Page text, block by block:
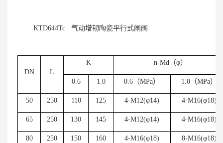
KTD644Tc 气动增韧陶瓷平行式闸阀
DN L
K n-Md （φ）
0.6 1.0 0.6 （MPa） 1.0 （MPa）
50 250 110 125 4-M12(φ14) 4-M16(φ18)
65 250 130 145 4-M12(φ14) 4-M16(φ18)
80 250 150 160 4-M16(φ18) 8-M16(φ18)